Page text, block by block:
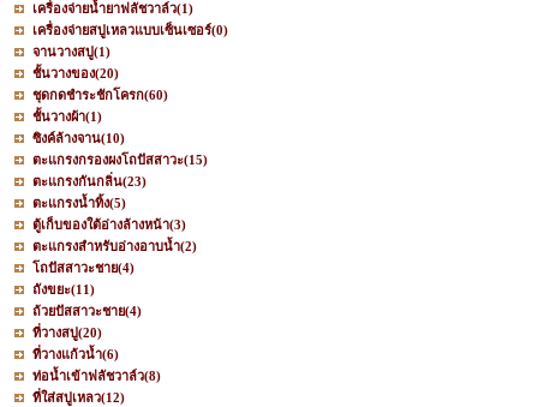
เครื่องจ่ายน้ำยาฟลัชวาล์ว(1)
เครื่องจ่ายสบู่เหลวแบบเซ็นเซอร์(0)
จานวางสบู่(1)
ชั้นวางของ(20)
ชุดกดชำระชักโครก(60)
ชั้นวางผ้า(1)
ซิงค์ล้างจาน(10)
ตะแกรงกรองผงโถปัสสาวะ(15)
ตะแกรงกันกลิ่น(23)
ตะแกรงน้ำทิ้ง(5)
ตู้เก็บของใต้อ่างล้างหน้า(3)
ตะแกรงสำหรับอ่างอาบน้ำ(2)
โถปัสสาวะชาย(4)
ถังขยะ(11)
ถ้วยปัสสาวะชาย(4)
ที่วางสบู่(20)
ที่วางแก้วน้ำ(6)
ท่อน้ำเข้าฟลัชวาล์ว(8)
ที่ใส่สบู่เหลว(12)